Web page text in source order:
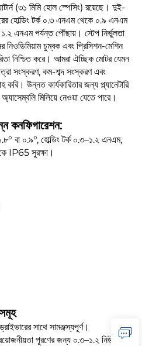
(৩১ মিমি হোল স্পেসিং) রয়েছে। দুই-
হোল্ডিং টর্ক ০.৩ এনএম থেকে ০.৯ এনএম
এনএম পর্যন্ত পৌঁছায়। স্টেপ নির্ভুলতা
চুম্বক এবং প্রিসিশন-মেশিন
নিশ্চিত করে। আমরা ঐচ্ছিক মোটর যেমন
সংস্করণ, কম-শব্দ সংস্করণ এবং
উন্নত কার্যকারিতার জন্য প্ল্যানেটারি
অ্যাসেম্বলি মিলিয়ে নেওয়া যেতে পারে।
কনফিগারেশন:
বা ০.৯°, হোল্ডিং টর্ক ০.৩–১.২ এনএম,
IP65 সুরক্ষা।
সাথে সামঞ্জস্যপূর্ণ।
পূরণের জন্য ০.৩–১.২ নিউটন-